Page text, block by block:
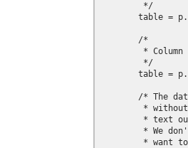
         */
table =
        /*
* Column
         */
table =
/* The
*
* text
* We
* want